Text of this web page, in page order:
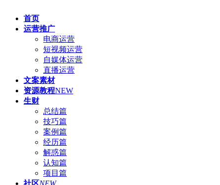
首页
运营推广
电商运营
短视频运营
自媒体运营
直播运营
文案素材
资源教程NEW
生财
总结篇
技巧篇
案例篇
经历篇
解惑篇
认知篇
项目篇
社区NEW